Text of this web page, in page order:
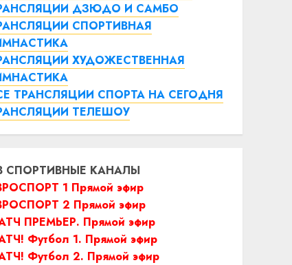
ДЗЮДО И САМБО
СПОРТИВНАЯ
ХУДОЖЕСТВЕННАЯ
ТРАНСЛЯЦИИ СПОРТА НА СЕГОДНЯ
ТЕЛЕШОУ
СПОРТИВНЫЕ КАНАЛЫ
1 Прямой эфир
2 Прямой эфир
ПРЕМЬЕР. Прямой эфир
Футбол 1. Прямой эфир
Футбол 2. Прямой эфир